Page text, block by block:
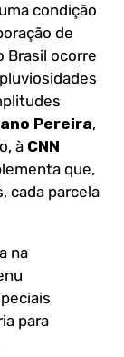
condição
de
Brasil ocorre
Pereira,
à CNN
que,
cada parcela